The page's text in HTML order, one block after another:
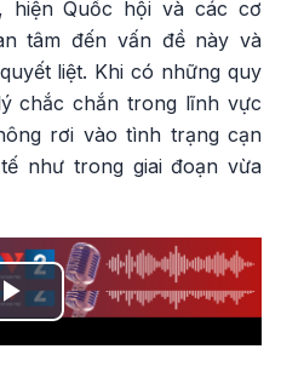
hiện Quốc hội và các cơ
tâm đến vấn đề này và
liệt. Khi có những quy
chắc chắn trong lĩnh vực
rơi vào tình trạng cạn
như trong giai đoạn vừa
Play